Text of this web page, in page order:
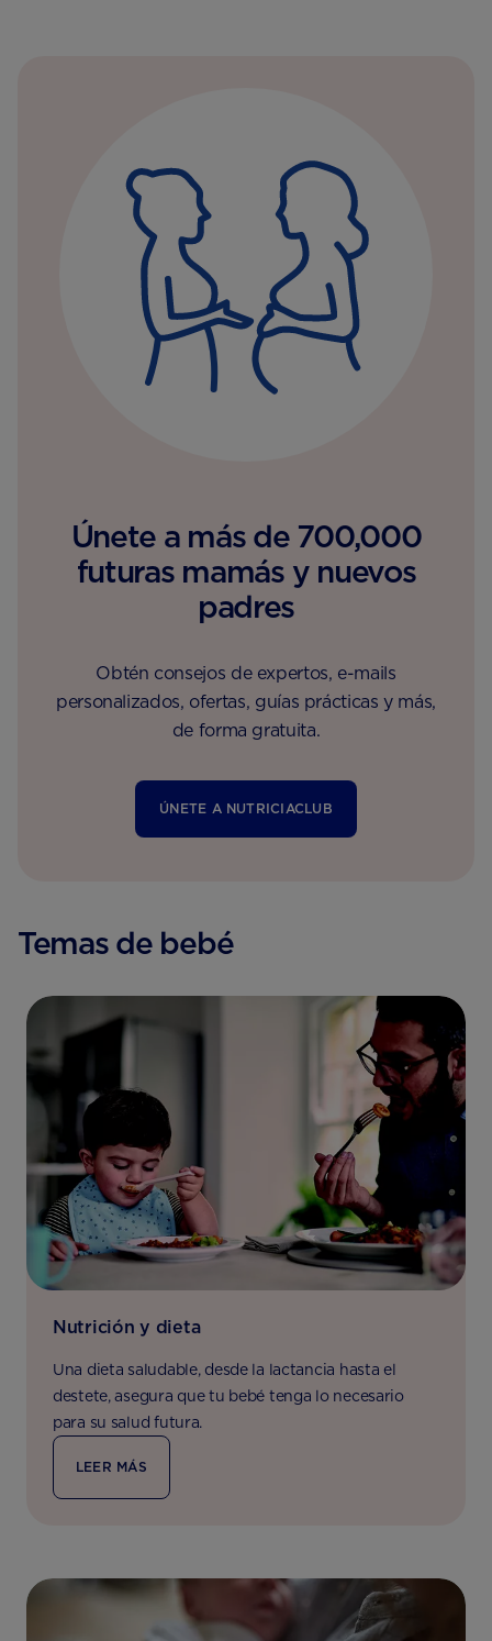
Únete a más de 700,000
futuras mamás y nuevos
padres
Obtén consejos de expertos, e-mails
personalizados, ofertas, guías prácticas y más,
de forma gratuita.
ÚNETE A NUTRICIACLUB
Temas de bebé
Nutrición y dieta
Una dieta saludable, desde la lactancia hasta el
destete, asegura que tu bebé tenga lo necesario
para su salud futura.
LEER MÁS